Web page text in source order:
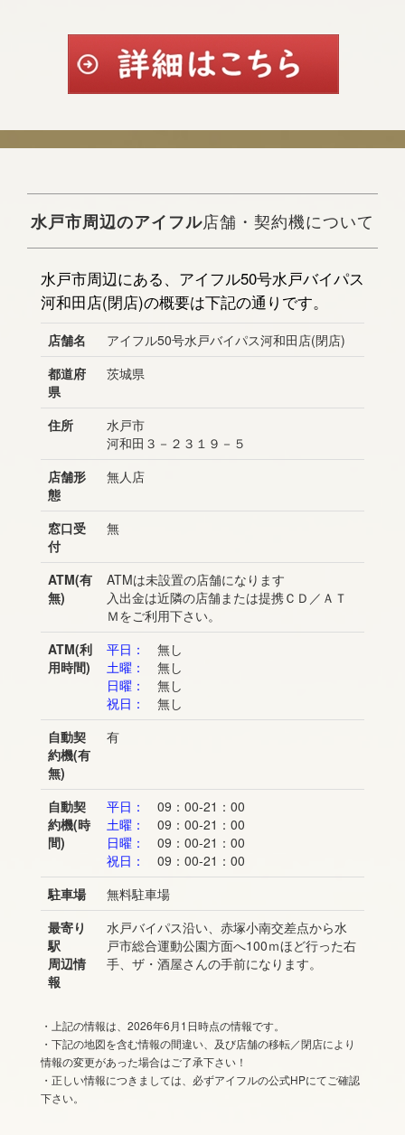
水戸市周辺のアイフル店舗・契約機について
水戸市周辺にある、アイフル50号水戸バイパス
河和田店(閉店)の概要は下記の通りです。
店舗名
アイフル50号水戸バイパス河和田店(閉店)
都道府
県
茨城県
住所
水戸市
河和田３－２３１９－５
店舗形
態
無人店
窓口受
付
無
ATM(有
無)
ATMは未設置の店舗になります
入出金は近隣の店舗または提携ＣＤ／ＡＴ
Ｍをご利用下さい。
ATM(利
用時間)
平日：
無し
土曜：
無し
日曜：
無し
祝日：
無し
自動契
約機(有
無)
有
自動契
約機(時
間)
平日：
09：00-21：00
土曜：
09：00-21：00
日曜：
09：00-21：00
祝日：
09：00-21：00
駐車場
無料駐車場
最寄り
駅
周辺情
報
水戸バイパス沿い、赤塚小南交差点から水
戸市総合運動公園方面へ100ｍほど行った右
手、ザ・酒屋さんの手前になります。
・上記の情報は、2026年6月1日時点の情報です。
・下記の地図を含む情報の間違い、及び店舗の移転／閉店により
情報の変更があった場合はご了承下さい！
・正しい情報につきましては、必ずアイフルの公式HPにてご確認
下さい。